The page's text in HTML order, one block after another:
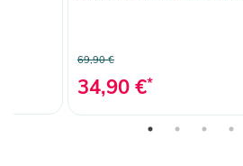
69,90 €
34,90 €*